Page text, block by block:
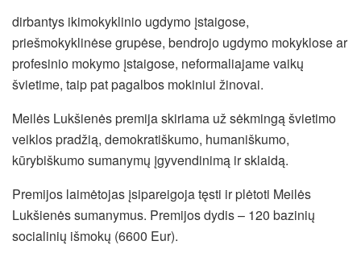
dirbantys ikimokyklinio ugdymo įstaigose,
priešmokyklinėse grupėse, bendrojo ugdymo mokyklose ar
profesinio mokymo įstaigose, neformaliajame vaikų
švietime, taip pat pagalbos mokiniui žinovai.
Meilės Lukšienės premija skiriama už sėkmingą švietimo
veiklos pradžią, demokratiškumo, humaniškumo,
kūrybiškumo sumanymų įgyvendinimą ir sklaidą.
Premijos laimėtojas įsipareigoja tęsti ir plėtoti Meilės
Lukšienės sumanymus. Premijos dydis – 120 bazinių
socialinių išmokų (6600 Eur).